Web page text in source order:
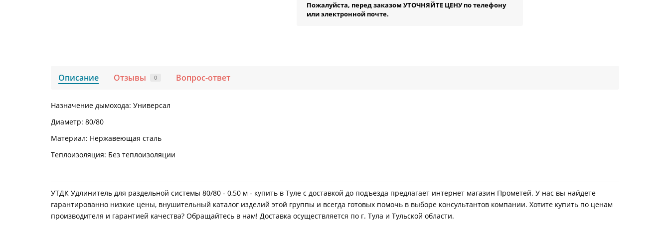
Пожалуйста, перед заказом УТОЧНЯЙТЕ ЦЕНУ по телефону
или электронной почте.
Описание Отзывы 0 Вопрос-ответ
Назначение дымохода: Универсал
Диаметр: 80/80
Материал: Нержавеющая сталь
Теплоизоляция: Без теплоизоляции
УТДК Удлинитель для раздельной системы 80/80 - 0,50 м - купить в Туле с доставкой до подъезда предлагает интернет магазин Прометей. У нас вы найдете
гарантированно низкие цены, внушительный каталог изделий этой группы и всегда готовых помочь в выборе консультантов компании. Хотите купить по ценам
производителя и гарантией качества? Обращайтесь в нам! Доставка осуществляется по г. Тула и Тульской области.